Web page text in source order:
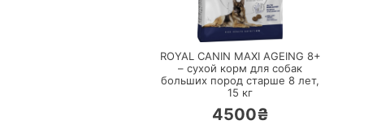
ПЕРЕЙТИ
ROYAL CANIN MAXI AGEING 8+
– сухой корм для собак
больших пород старше 8 лет,
15 кг
4500₴